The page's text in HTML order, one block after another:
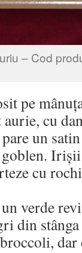
– Cod
pe
cu
un
Irișii
cu
verde
din